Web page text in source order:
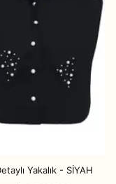
Yakalık - SİYAH